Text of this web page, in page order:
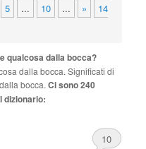
5 ... 10 ... »
14
qualcosa dalla bocca?
dalla bocca. Significati di
bocca. Ci sono 240
dizionario:
10